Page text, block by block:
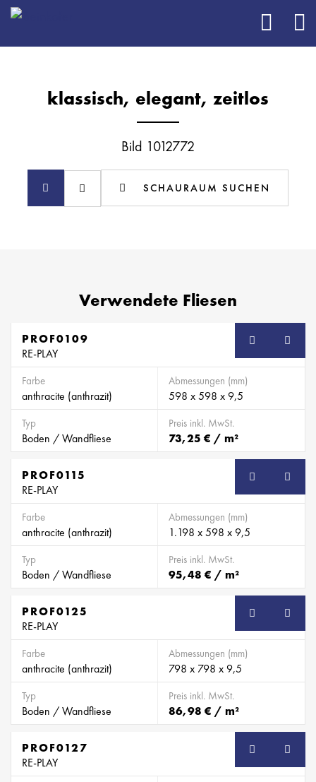
klassisch, elegant, zeitlos
Bild 1012772
SCHAURAUM SUCHEN
Verwendete Fliesen
SB
PROF0109
RE-PLAY
Farbe
anthracite (anthrazit)
Abmessungen (mm)
598 x 598 x 9,5
Typ
Boden / Wandfliese
Preis inkl. MwSt.
73,25 € / m²
SB
PROF0115
RE-PLAY
Farbe
anthracite (anthrazit)
Abmessungen (mm)
1.198 x 598 x 9,5
Typ
Boden / Wandfliese
Preis inkl. MwSt.
95,48 € / m²
SB
PROF0125
RE-PLAY
Farbe
anthracite (anthrazit)
Abmessungen (mm)
798 x 798 x 9,5
Typ
Boden / Wandfliese
Preis inkl. MwSt.
86,98 € / m²
SB
PROF0127
RE-PLAY